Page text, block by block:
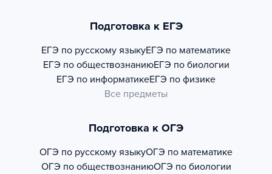
Подготовка к ЕГЭ
ЕГЭ по русскому языкуЕГЭ по математике
ЕГЭ по обществознаниюЕГЭ по биологии
ЕГЭ по информатикеЕГЭ по физике
Все предметы
Подготовка к ОГЭ
ОГЭ по русскому языкуОГЭ по математике
ОГЭ по обществознаниюОГЭ по биологии